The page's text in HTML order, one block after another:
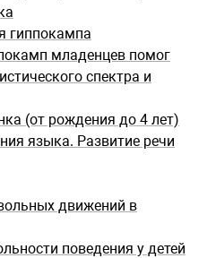
гиппокампа
младенцев помог
спектра и
(от рождения до 4 лет)
языка. Развитие речи
движений в
поведения у детей